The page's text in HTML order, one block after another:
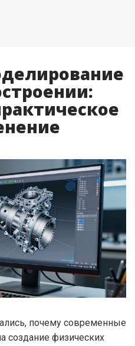
почему современные
создание физических